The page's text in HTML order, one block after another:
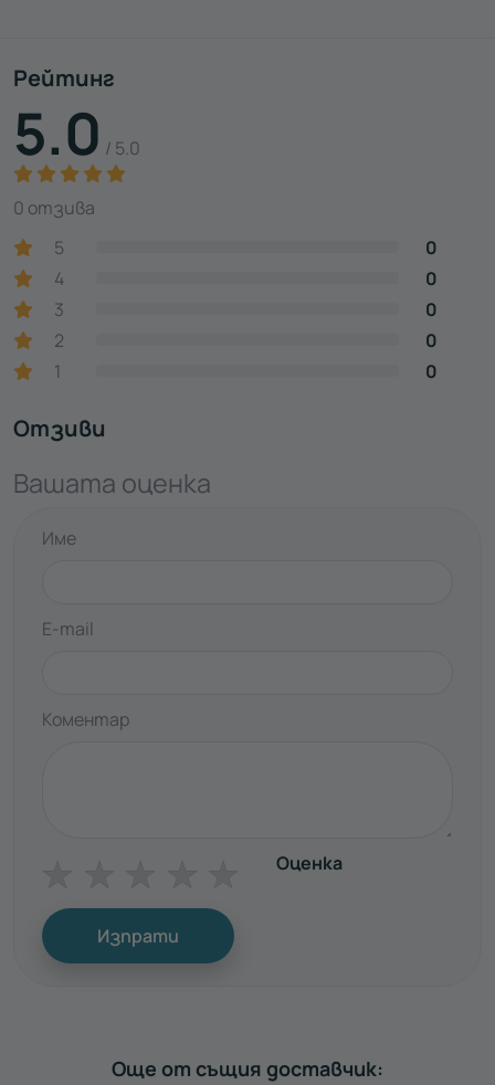
Рейтинг
5.0 / 5.0
0 отзива
5
0
4
0
3
0
2
0
1
0
Отзиви
Вашата оценка
Име
E-mail
Коментар
Оценка
Изпрати
Още от същия доставчик: